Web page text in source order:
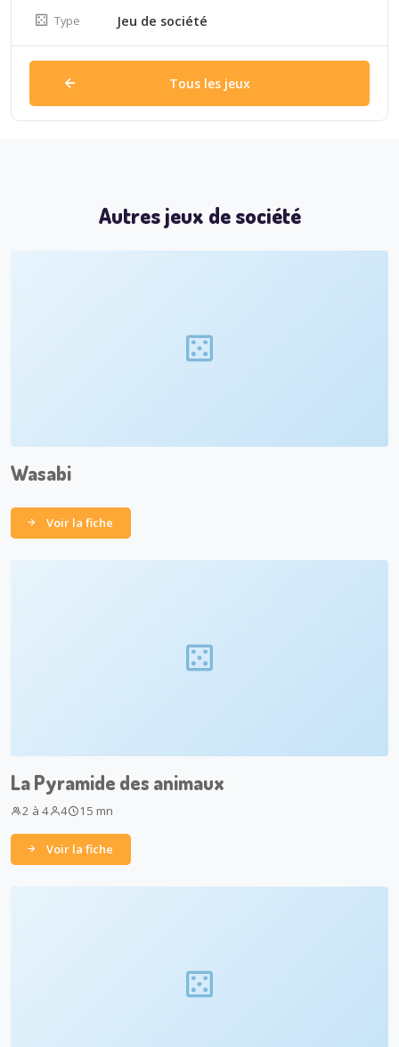
Type Jeu de société
Tous les jeux
Autres jeux de société
Wasabi
Voir la fiche
La Pyramide des animaux
2 à 4 4 15 mn
Voir la fiche